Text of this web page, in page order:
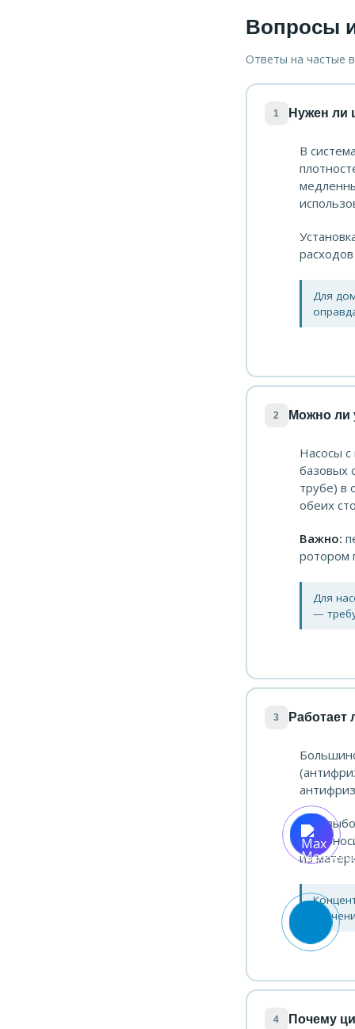
Вопросы
Ответы на частые
1 Нужен ли
В
Для
2 Можно ли
Насосы
базовых
трубе) в
обеих
Важно:
ротором
Для
—
3
При
из
4 Почему